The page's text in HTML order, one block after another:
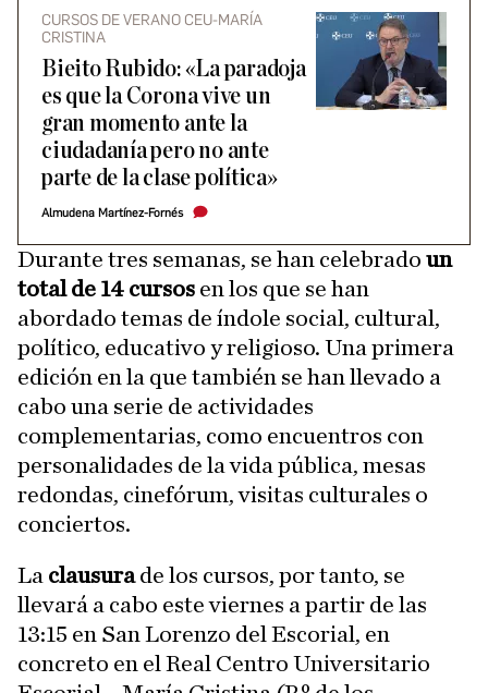
CURSOS DE VERANO CEU-MARÍA
CRISTINA
Bieito Rubido: «La paradoja
es que la Corona vive un
gran momento ante la
ciudadanía pero no ante
parte de la clase política»
Almudena Martínez-Fornés
Durante tres semanas, se han celebrado un
total de 14 cursos en los que se han
abordado temas de índole social, cultural,
político, educativo y religioso. Una primera
edición en la que también se han llevado a
cabo una serie de actividades
complementarias, como encuentros con
personalidades de la vida pública, mesas
redondas, cinefórum, visitas culturales o
conciertos.
La clausurade los cursos, por tanto, se
llevará a cabo este viernes a partir de las
13:15 en San Lorenzo del Escorial, en
concreto en el Real Centro Universitario